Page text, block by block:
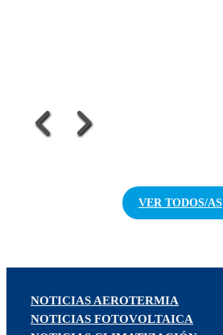
VER TODOS/AS
NOTICIAS AEROTERMIA
NOTICIAS FOTOVOLTAICA